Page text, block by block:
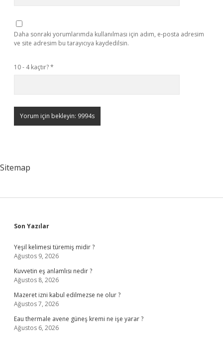
Daha sonraki yorumlarımda kullanılması için adım, e-posta adresim
ve site adresim bu tarayıcıya kaydedilsin.
10 - 4 kaçtır?*
Sitemap
Sidebar
Son Yazılar
Yeşil kelimesi türemiş midir ?
Ağustos 9, 2026
Kuvvetin eş anlamlısı nedir ?
Ağustos 8, 2026
Mazeret izni kabul edilmezse ne olur ?
Ağustos 7, 2026
Eau thermale avene güneş kremi ne işe yarar ?
Ağustos 6, 2026